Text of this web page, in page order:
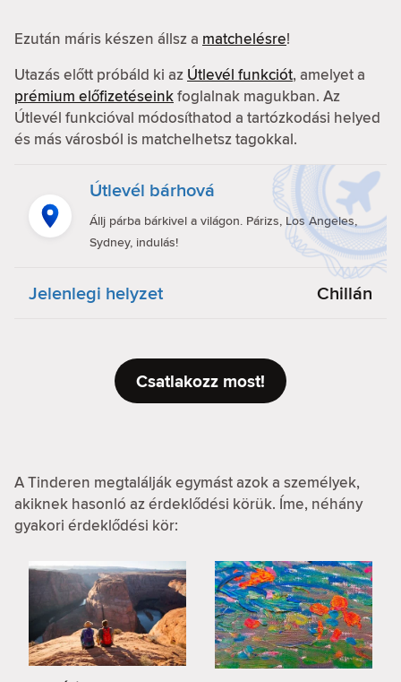
Ezután máris készen állsz a matchelésre!
Utazás előtt próbáld ki az Útlevél funkciót, amelyet a
prémium előfizetéseinkfoglalnak magukban. Az
Útlevél funkcióval módosíthatod a tartózkodási helyed
és más városból is matchelhetsz tagokkal.
Útlevél bárhová
Állj párba bárkivel a világon. Párizs, Los Angeles,
Sydney, indulás!
Jelenlegi helyzet Chillán
Csatlakozz most!
A Tinderen megtalálják egymást azok a személyek,
akiknek hasonló az érdeklődési körük. Íme, néhány
gyakori érdeklődési kör: